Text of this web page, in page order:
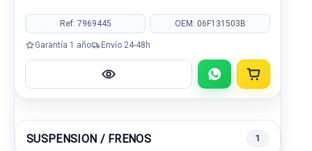
Ref: 7969445 OEM: 06F131503B
Garantía 1 año Envío 24-48h
SUSPENSION / FRENOS 1